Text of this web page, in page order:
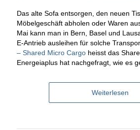
Das alte Sofa entsorgen, den neuen
Möbelgeschäft abholen oder Waren
Mai kann man in Bern, Basel und
E-Antrieb ausleihen für solche
– Shared Micro Cargoheisst das
Energeiaplus hat nachgefragt, wie es
Weiterlesen